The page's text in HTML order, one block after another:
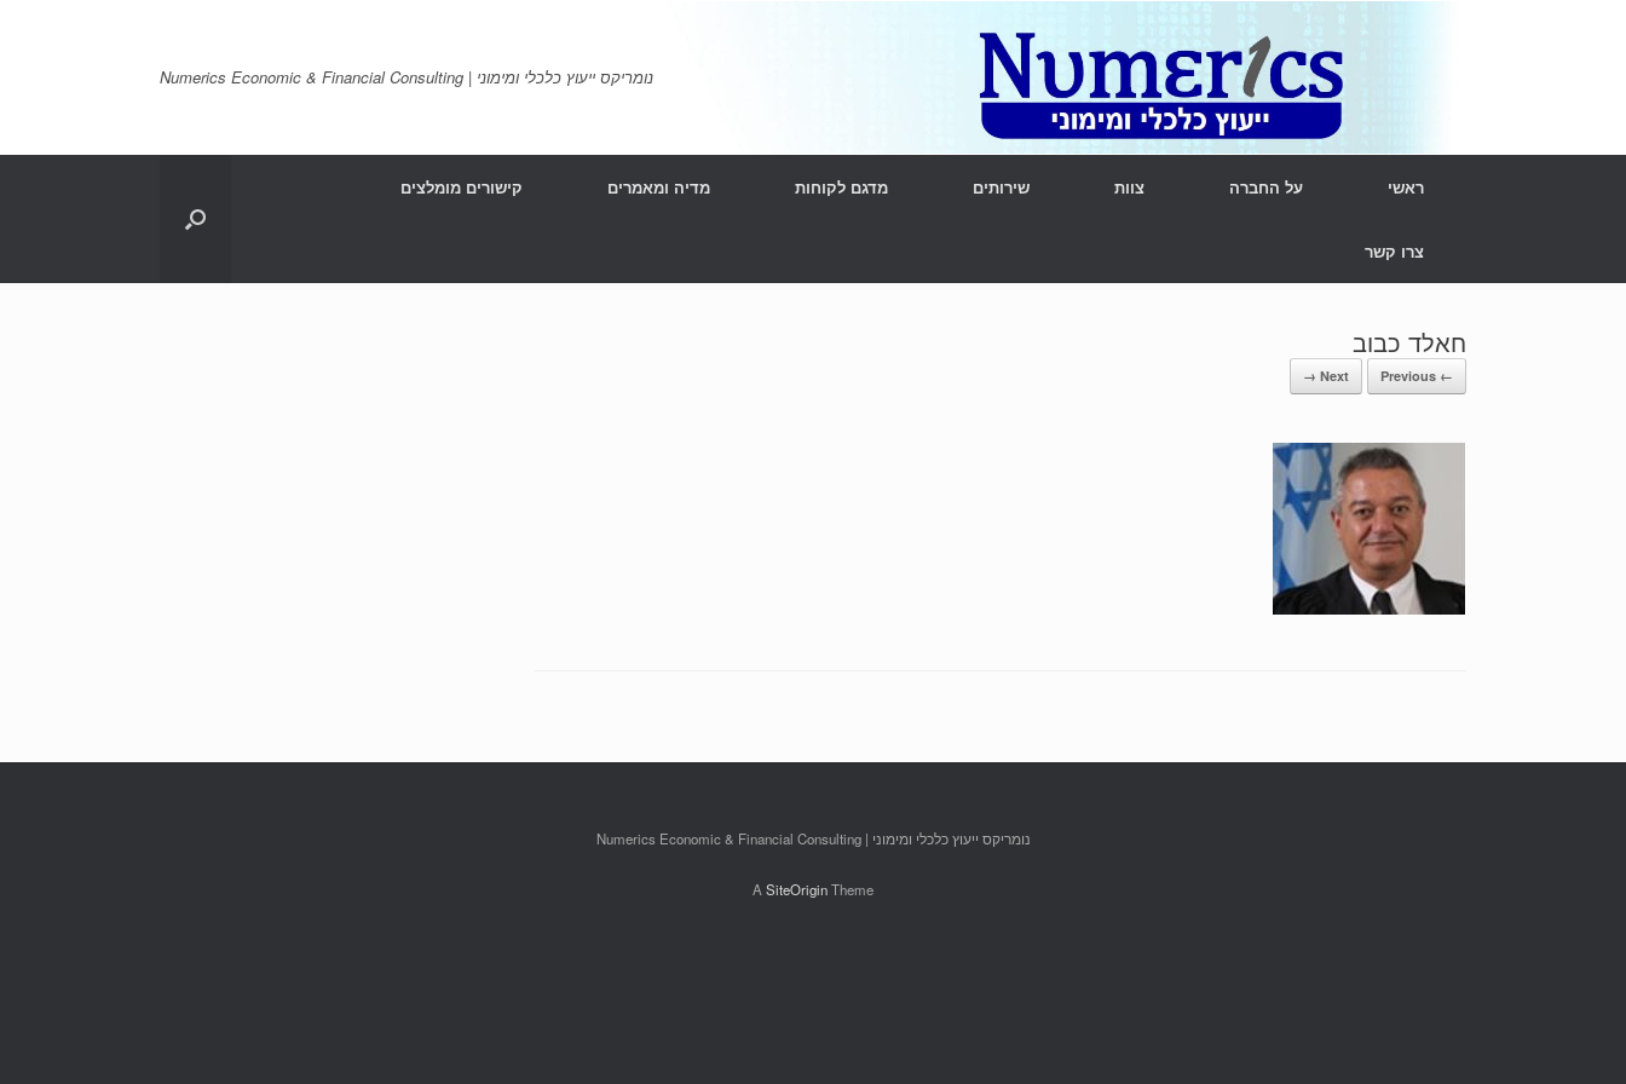
נומריקס ייעוץ כלכלי ומימוני | Numerics Economic & Financial Consulting
ראשי על החברה צוות שירותים מדגם לקוחות מדיה ומאמרים קישורים מומלצים
צרו קשר
חאלד כבוב
← Previous
Next →
נומריקס ייעוץ כלכלי ומימוני | Numerics Economic & Financial Consulting
A SiteOriginTheme